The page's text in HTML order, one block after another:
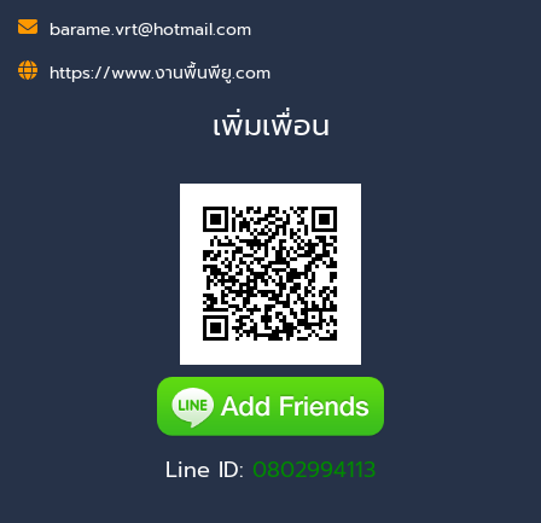
barame.vrt@hotmail.com
https://www.งานพื้นพียู.com
เพิ่มเพื่อน
Line ID: 0802994113